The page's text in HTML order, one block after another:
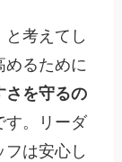
と考えてし
めるために
さを守るの
す。リーダ
は安心し